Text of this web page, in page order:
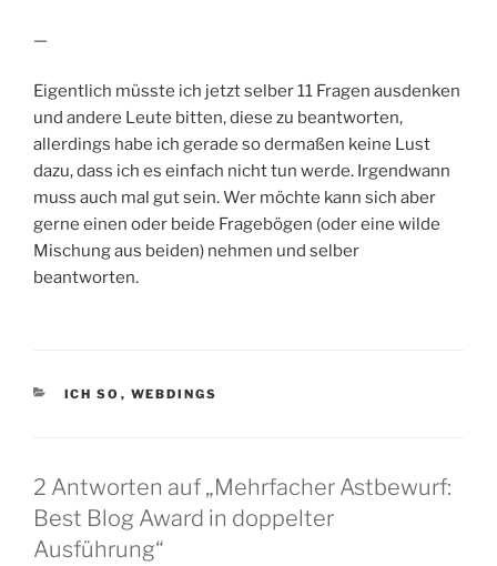
—
Eigentlich müsste ich jetzt selber 11 Fragen ausdenken
und andere Leute bitten, diese zu beantworten,
allerdings habe ich gerade so dermaßen keine Lust
dazu, dass ich es einfach nicht tun werde. Irgendwann
muss auch mal gut sein. Wer möchte kann sich aber
gerne einen oder beide Fragebögen (oder eine wilde
Mischung aus beiden) nehmen und selber
beantworten.
KATEGORIEN
ICH SO , WEBDINGS
2 Antworten auf „Mehrfacher Astbewurf:
Best Blog Award in doppelter
Ausführung“